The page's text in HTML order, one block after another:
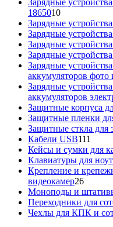
Зарядные
186501010
товаров
Зарядные
Зарядные
Зарядные
Зарядные
Зарядные
аккумуляторов фото
Зарядные
аккумуляторов
Защитные корпуса
Защитные пленки
Защитные сткла для
Кабели USB111
Кейсы и сумки для
Клавиатуры для
Крепление и
видеокамер2626
Моноподы и
Переходники для
Чехлы для КПК и